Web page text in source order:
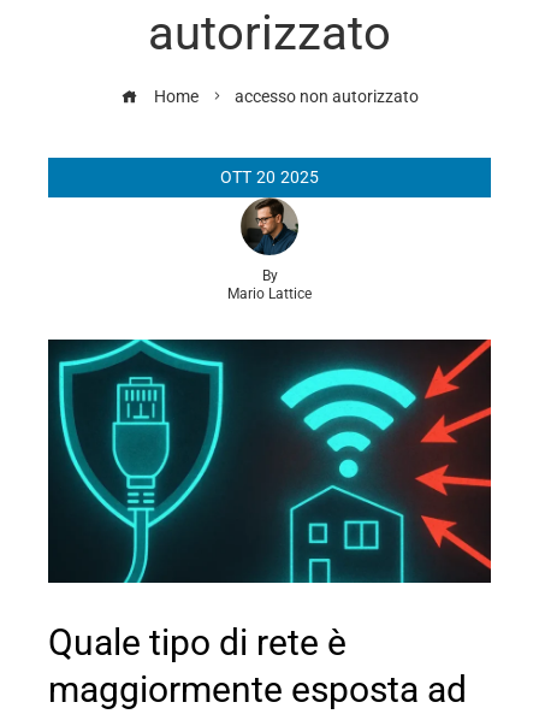
autorizzato
Home accesso non autorizzato
OTT 20 2025
By
Mario Lattice
Quale tipo di rete è
maggiormente esposta ad